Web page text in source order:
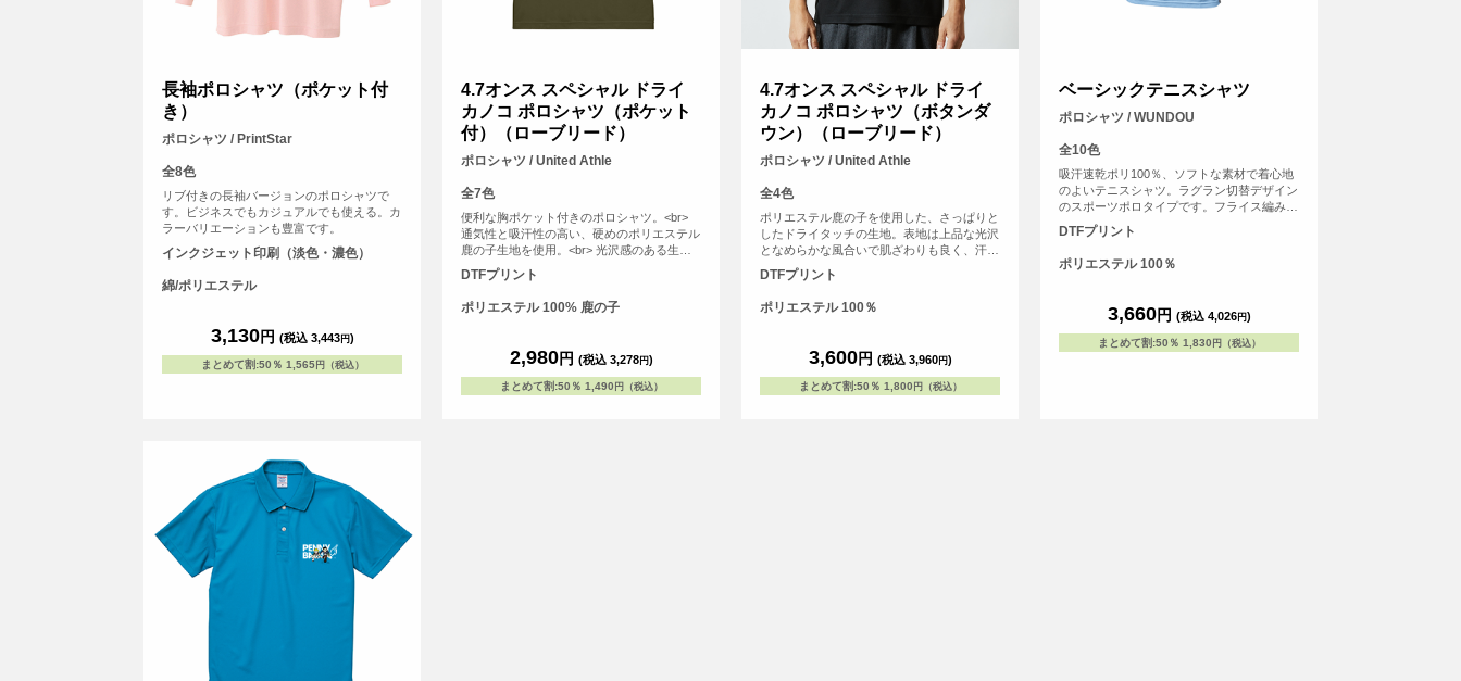
長袖ポロシャツ（ポケット付
き）
ポロシャツ / PrintStar
全8色
リブ付きの長袖バージョンのポロシャツで
す。ビジネスでもカジュアルでも使える。カ
ラーバリエーションも豊富です。
インクジェット印刷（淡色・濃色）
綿/ポリエステル
3,130円 (税込 3,443円)
まとめて割:50％ 1,565円（税込）
4.7オンス スペシャル ドライ
カノコ ポロシャツ（ポケット
付）（ローブリード）
ポロシャツ / United Athle
全7色
便利な胸ポケット付きのポロシャツ。<br>
通気性と吸汗性の高い、硬めのポリエステル
鹿の子生地を使用。<br> 光沢感のある生地
に鮮やかながら深みのあるカラーを採用し、
プリント後のデザインが映えます 。<br> ま
た、特殊な糸を使用することで、淡色の生地
の透け感が軽減されています。
DTFプリント
ポリエステル 100% 鹿の子
2,980円 (税込 3,278円)
まとめて割:50％ 1,490 円（税込）
4.7オンス スペシャル ドライ
カノコ ポロシャツ（ボタンダ
ウン）（ローブリード）
ポロシャツ / United Athle
全4色
ポリエステル鹿の子を使用した、さっぱりと
したドライタッチの生地。表地は上品な光沢
となめらかな風合いで肌ざわりも良く、汗冷
えしにくいので快適なウェアで最高のパフォ
ーマンスを実現。ホワイトの生地には透け感
を軽減させるため特殊な糸を使用。そして、
シワが付きにくく、乾きやすい、繰り返し洗
DTFプリント
ポリエステル 100％
3,600円 (税込 3,960円)
まとめて割:50％ 1,800 円（税込）
ベーシックテニスシャツ
ポロシャツ / WUNDOU
全10色
吸汗速乾ポリ100％、ソフトな素材で着心地
のよいテニスシャツ。ラグラン切替デザイン
のスポーツポロタイプです。フライス編みの
衿にはラインが入っており、前立てボタンの
箇所も切替カラーを使いスポーティなデザイ
ンになっています。スタッフユニフォームと
してもテニス等、ラケットスポーツのチーム
ことが増えています。
DTFプリント
ポリエステル 100％
3,660円 (税込 4,026円)
まとめて割:50％ 1,830 円（税込）